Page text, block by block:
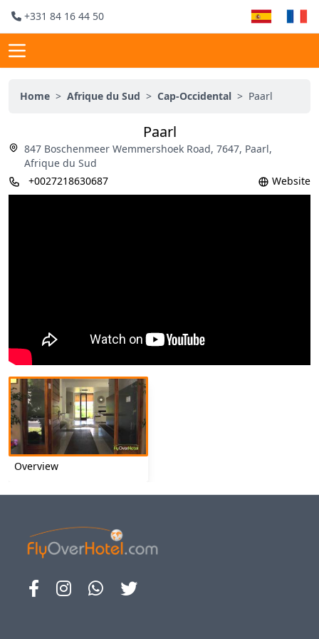
+331 84 16 44 50
Home > Afrique du Sud > Cap-Occidental > Paarl
Paarl
847 Boschenmeer Wemmershoek Road, 7647, Paarl,
Afrique du Sud
+0027218630687
Website
Overview